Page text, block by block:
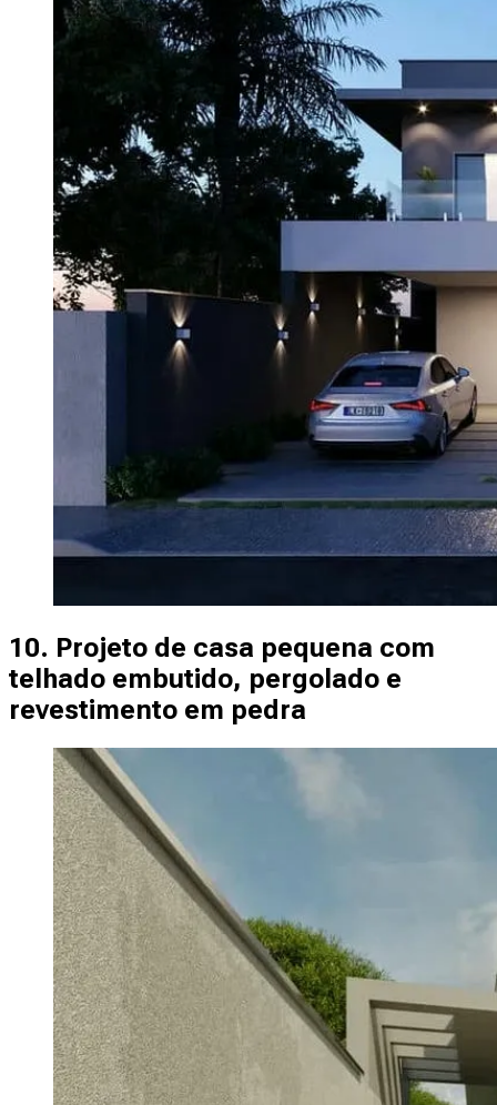
10. Projeto de casa pequena com
telhado embutido, pergolado e
revestimento em pedra